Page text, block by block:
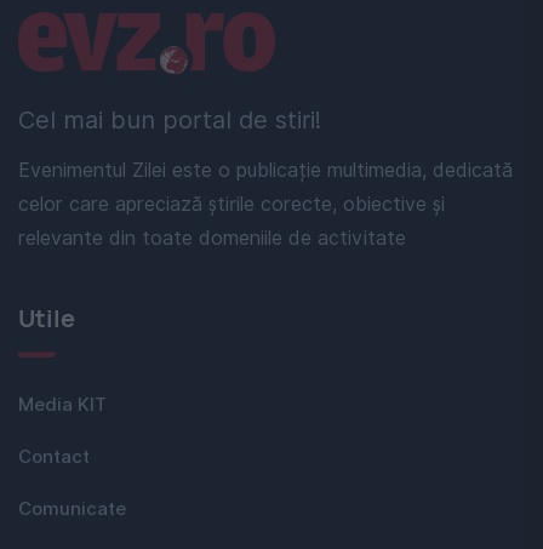
Cel mai bun portal de stiri!
Evenimentul Zilei este o publicație multimedia, dedicată
celor care apreciază știrile corecte, obiective și
relevante din toate domeniile de activitate
Linkuri utile
Utile
Media KIT
Contact
Comunicate